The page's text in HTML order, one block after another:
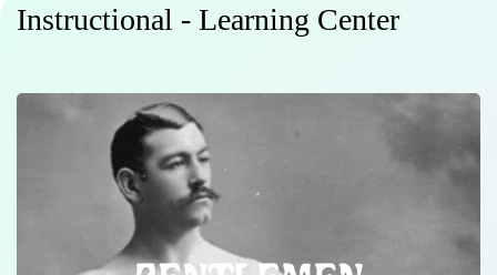
Instructional - Learning Center